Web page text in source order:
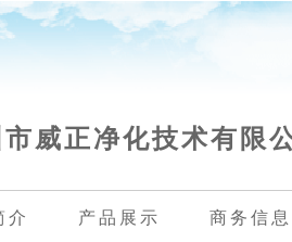
威正净化技术有限
介 产品展示 商务信息